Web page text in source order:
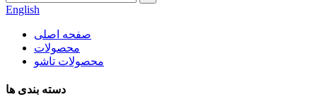
English
صفحه اصلی
محصولات
محصولات تاشو
دسته بندی ها